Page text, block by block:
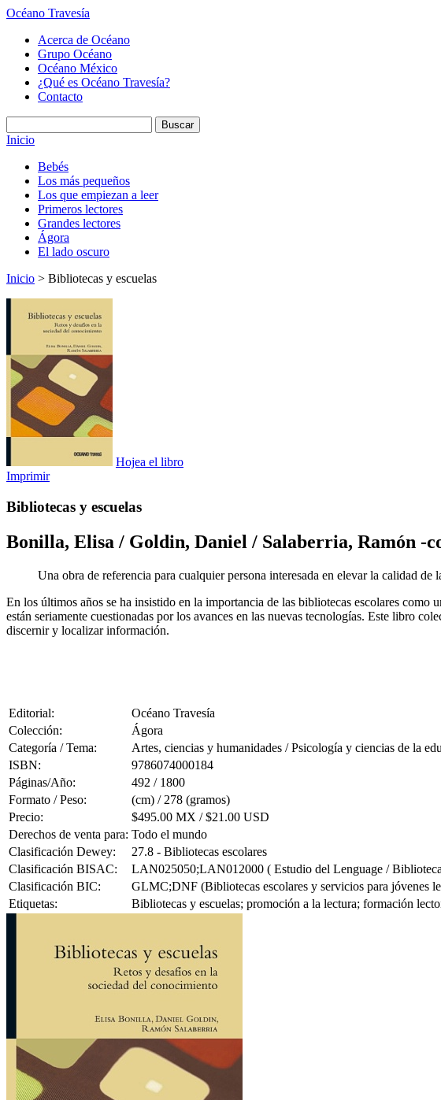
Océano Travesía
Acerca de Océano
Grupo Océano
Océano México
¿Qué es Océano Travesía?
Contacto
Inicio
Bebés
Los más pequeños
Los que empiezan a leer
Primeros lectores
Grandes lectores
Ágora
El lado oscuro
Inicio > Bibliotecas y escuelas
Hojea el libro
Imprimir
Bibliotecas y escuelas
Bonilla, Elisa / Goldin, Daniel / Salaberria, Ramón -
Una obra de referencia para cualquier persona interesada en elevar la calidad de
En los últimos años se ha insistido en la importancia de las bibliotecas escolares
están seriamente cuestionadas por los avances en las nuevas tecnologías. Este libro
discernir y localizar información.
Editorial:
Océano Travesía
Colección:
Ágora
Categoría / Tema:
Artes, ciencias y humanidades / Psicología y ciencias de la
ISBN:
9786074000184
Páginas/Año:
492 / 1800
Formato / Peso:
(cm) / 278 (gramos)
Precio:
$495.00 MX / $21.00 USD
Derechos de venta para: Todo el mundo
Clasificación Dewey:
27.8 - Bibliotecas escolares
Clasificación BISAC:
LAN025050;LAN012000 ( Estudio del Lenguage /
Clasificación BIC:
GLMC;DNF (Bibliotecas escolares y servicios para jóvenes
Etiquetas:
Bibliotecas y escuelas; promoción a la lectura; formación